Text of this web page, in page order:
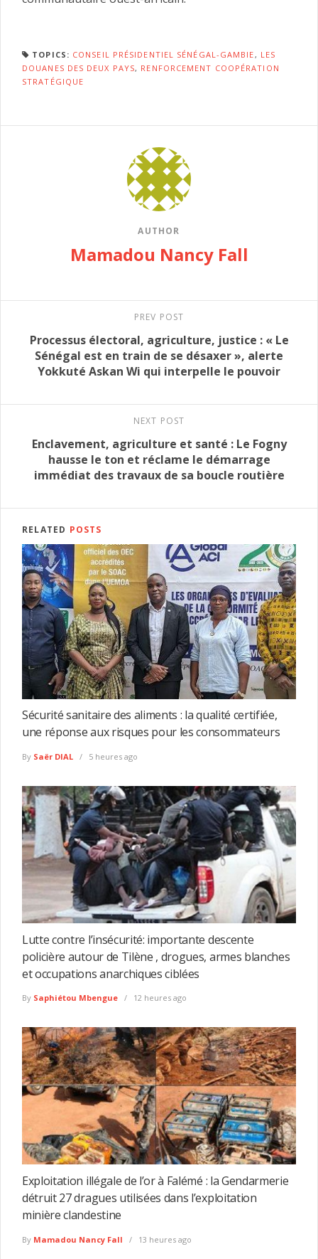
TOPICS: CONSEIL PRÉSIDENTIEL SÉNÉGAL-GAMBIE, LES
DOUANES DES DEUX PAYS, RENFORCEMENT COOPÉRATION
STRATÉGIQUE
AUTHOR
Mamadou Nancy Fall
PREV POST
Processus électoral, agriculture, justice : « Le
Sénégal est en train de se désaxer », alerte
Yokkuté Askan Wi qui interpelle le pouvoir
NEXT POST
Enclavement, agriculture et santé : Le Fogny
hausse le ton et réclame le démarrage
immédiat des travaux de sa boucle routière
RELATED POSTS
Sécurité sanitaire des aliments : la qualité certifiée,
une réponse aux risques pour les consommateurs
By Saër DIAL 5 heures ago
Lutte contre l’insécurité: importante descente
policière autour de Tilène , drogues, armes blanches
et occupations anarchiques ciblées
By Saphiétou Mbengue 12 heures ago
Exploitation illégale de l’or à Falémé : la Gendarmerie
détruit 27 dragues utilisées dans l’exploitation
minière clandestine
By Mamadou Nancy Fall 13 heures ago